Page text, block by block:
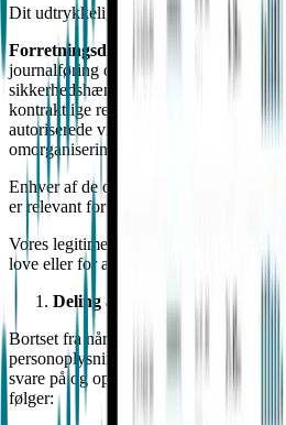
Dit udtrykkelige samtykke til at sende
Forretningsdrift,
herunder:
journalføring og juridiske formål; at
sikkerhedshændelser; at forsvare og
kontraktlige rettigheder;
autoriserede virksomheder; og
omorganisering af vores virksomhed.
Enhver af de ovennævnte kategorier af
er relevant for vores forretningsdrift.
Vores legitime interesser, og hvor det
love eller for at forsvare eller gøre
Deling af dine personlige data
Bortset fra når du beder om det,
personoplysninger, vi indsamler, for at
svare på og opfylde dine transaktioner
følger: